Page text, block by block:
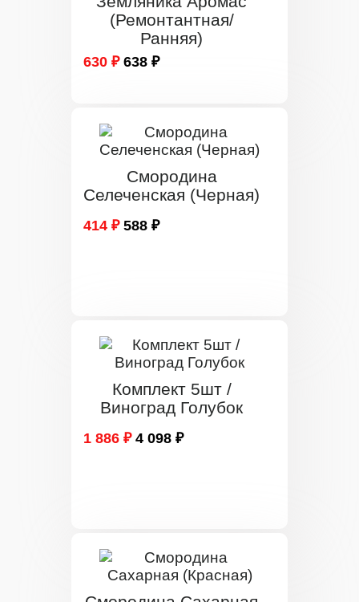
(Ремонтантная/
Ранняя)
630 ₽ 638 ₽
Смородина
Селеченская (Черная)
414 ₽ 588 ₽
Комплект 5шт /
Виноград Голубок
1 886 ₽ 4 098 ₽